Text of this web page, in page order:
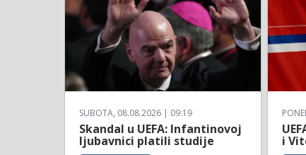
SUBOTA, 08.08.2026 | 09:19
Skandal u UEFA: Infantinovoj
ljubavnici platili studije i